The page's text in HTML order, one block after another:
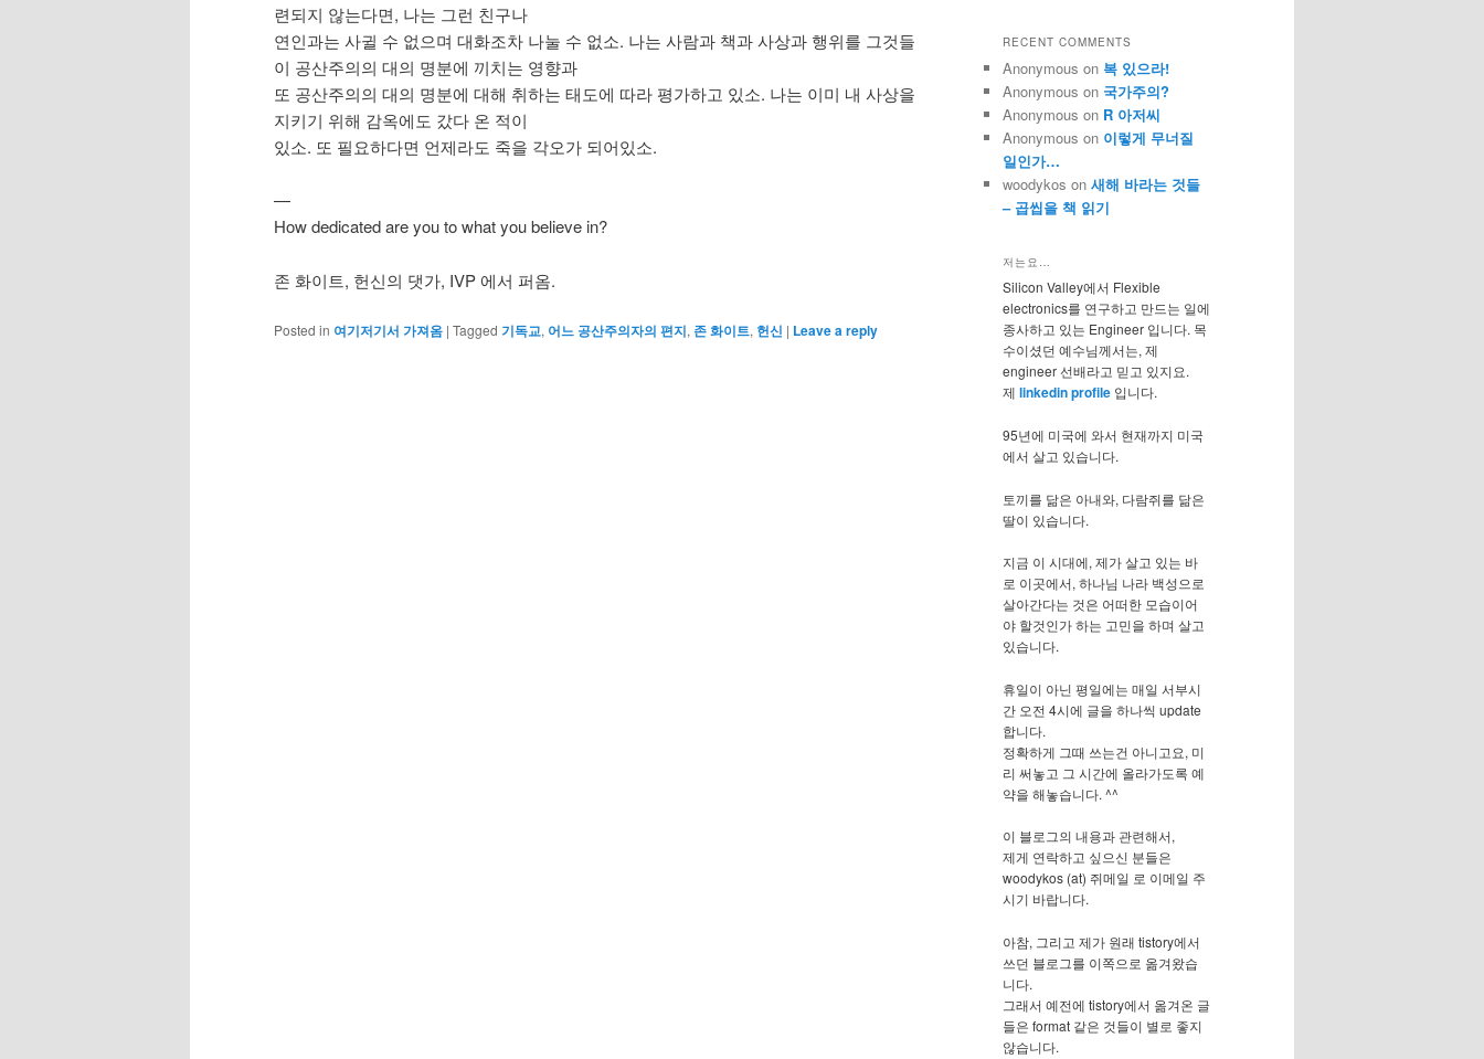
련되지 않는다면, 나는 그런 친구나
연인과는 사귈 수 없으며 대화조차 나눌 수 없소. 나는 사람과 책과 사상과 행위를 그것들
이 공산주의의 대의 명분에 끼치는 영향과
또 공산주의의 대의 명분에 대해 취하는 태도에 따라 평가하고 있소. 나는 이미 내 사상을
지키기 위해 감옥에도 갔다 온 적이
있소. 또 필요하다면 언제라도 죽을 각오가 되어있소.
—
How dedicated are you to what you believe in?
존 화이트, 헌신의 댓가, IVP 에서 퍼옴.
Posted in 여기저기서 가져옴 | Tagged 기독교, 어느 공산주의자의 편지, 존 화이트, 헌신 | Leave a reply
RECENT COMMENTS
Anonymous on 복 있으라!
Anonymous on 국가주의?
Anonymous on R 아저씨
Anonymous on 이렇게 무너질
일인가…
woodykos on 새해 바라는 것들
– 곱씹을 책 읽기
저는요…
Silicon Valley에서 Flexible
electronics를 연구하고 만드는 일에
종사하고 있는 Engineer 입니다. 목
수이셨던 예수님께서는, 제
engineer 선배라고 믿고 있지요.
제 linkedin profile 입니다.
95년에 미국에 와서 현재까지 미국
에서 살고 있습니다.
토끼를 닮은 아내와, 다람쥐를 닮은
딸이 있습니다.
지금 이 시대에, 제가 살고 있는 바
로 이곳에서, 하나님 나라 백성으로
살아간다는 것은 어떠한 모습이어
야 할것인가 하는 고민을 하며 살고
있습니다.
휴일이 아닌 평일에는 매일 서부시
간 오전 4시에 글을 하나씩 update
합니다.
정확하게 그때 쓰는건 아니고요, 미
리 써놓고 그 시간에 올라가도록 예
약을 해놓습니다. ^^
이 블로그의 내용과 관련해서,
제게 연락하고 싶으신 분들은
woodykos (at) 쥐메일 로 이메일 주
시기 바랍니다.
아참, 그리고 제가 원래 tistory에서
쓰던 블로그를 이쪽으로 옮겨왔습
니다.
그래서 예전에 tistory에서 옮겨온 글
들은 format 같은 것들이 별로 좋지
않습니다.